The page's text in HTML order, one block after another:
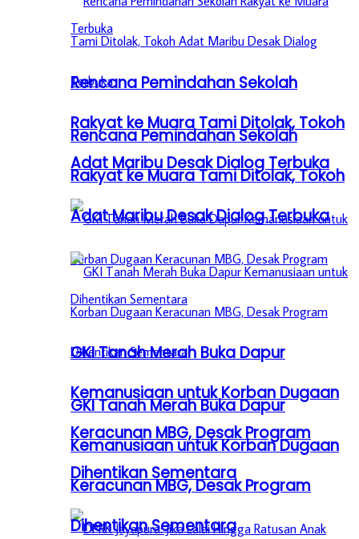
Rencana Pemindahan Sekolah
Rakyat ke Muara Tami Ditolak, Tokoh
Adat Maribu Desak Dialog Terbuka
GKI Tanah Merah Buka Dapur
Kemanusiaan untuk Korban Dugaan
Keracunan MBG, Desak Program
Dihentikan Sementara
Rencana Pemindahan Sekolah
Rakyat ke Muara Tami Ditolak, Tokoh
Adat Maribu Desak Dialog Terbuka
GKI Tanah Merah Buka Dapur
Kemanusiaan untuk Korban Dugaan
Keracunan MBG, Desak Program
Dihentikan Sementara